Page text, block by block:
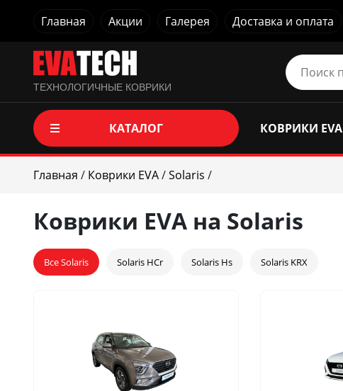
Главная Акции Галерея Доставка и оплата
ТЕХНОЛОГИЧНЫЕ КОВРИКИ
КАТАЛОГ КОВРИКИ EVA
Главная / Коврики EVA/Solaris /
Коврики EVA на Solaris
Все Solaris Solaris HCr Solaris Hs Solaris KRX